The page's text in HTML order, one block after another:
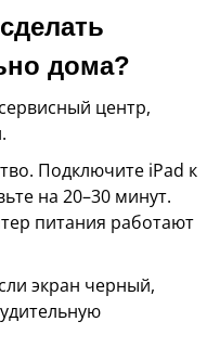
дома?
центр,
Подключите iPad к
на 20–30 минут.
питания работают
экран черный,